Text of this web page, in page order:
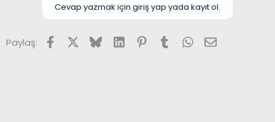
Cevap yazmak için giriş yap yada kayıt ol.
Paylaş: FacebookX (Twitter)
BlueskyLinkedInPinterest
TumblrWhatsApp
E-posta